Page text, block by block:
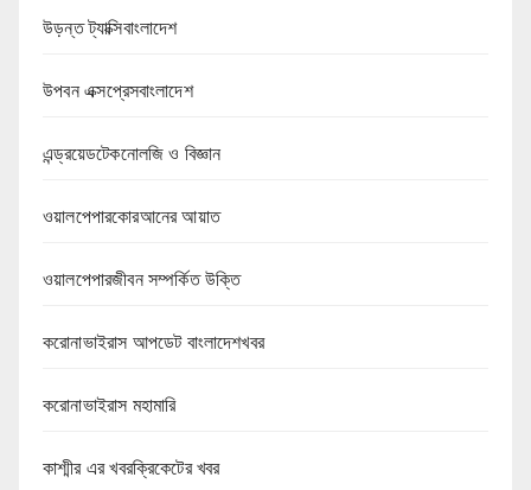
উড়ন্ত ট্যাক্সিবাংলাদেশ
উপবন এক্সপ্রেসবাংলাদেশ
এন্ড্রয়েডটেকনোলজি ও বিজ্ঞান
ওয়ালপেপারকোরআনের আয়াত
ওয়ালপেপারজীবন সম্পর্কিত উক্তি
করোনাভাইরাস আপডেট বাংলাদেশখবর
করোনাভাইরাস মহামারি
কাশ্মীর এর খবরক্রিকেটের খবর